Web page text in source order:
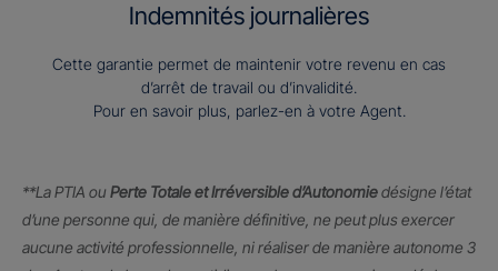
Indemnités journalières
Cette garantie permet de maintenir votre revenu en cas
d’arrêt de travail ou d’invalidité.
Pour en savoir plus, parlez-en à votre Agent.
**La PTIA ou Perte Totale et Irréversible d’Autonomiedésigne l’état
d’une personne qui, de manière définitive, ne peut plus exercer
aucune activité professionnelle, ni réaliser de manière autonome 3